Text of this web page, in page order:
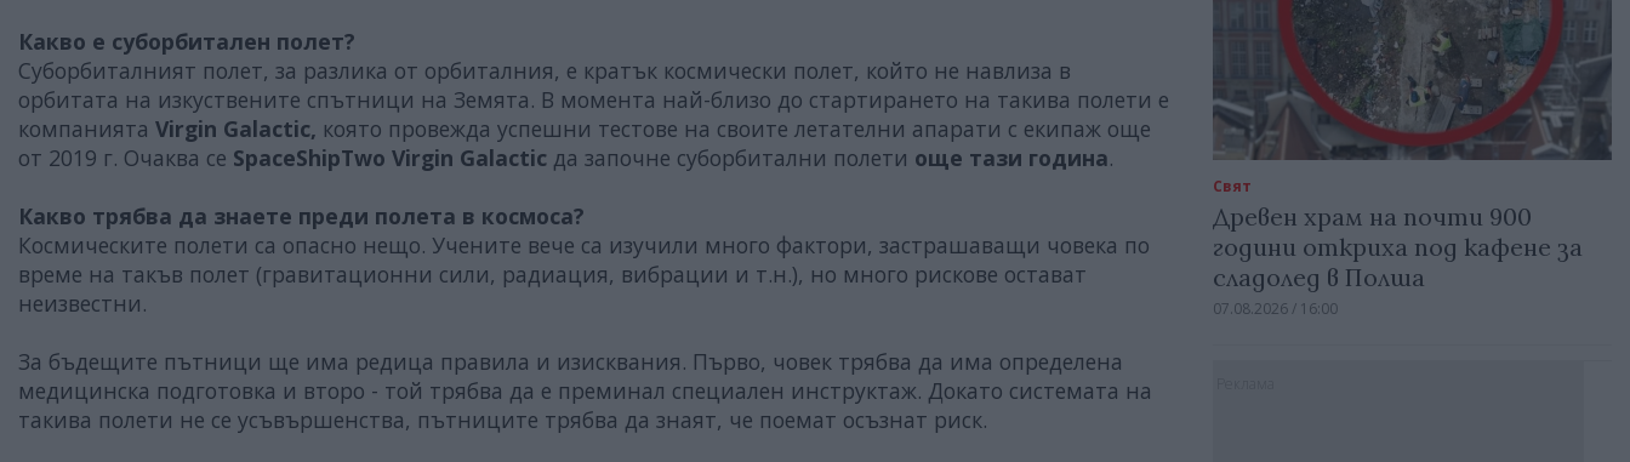
Какво е суборбитален полет?
Суборбиталният полет, за разлика от орбиталния, е кратък космически полет, който не навлиза в
орбитата на изкуствените спътници на Земята. В момента най-близо до стартирането на такива полети е
компанията Virgin Galactic, която провежда успешни тестове на своите летателни апарати с екипаж още
от 2019 г. Очаква се SpaceShipTwo Virgin Galactic да започне суборбитални полети още тази година.
Какво трябва да знаете преди полета в космоса?
Космическите полети са опасно нещо. Учените вече са изучили много фактори, застрашаващи човека по
време на такъв полет (гравитационни сили, радиация, вибрации и т.н.), но много рискове остават
неизвестни.
За бъдещите пътници ще има редица правила и изисквания. Първо, човек трябва да има определена
медицинска подготовка и второ - той трябва да е преминал специален инструктаж. Докато системата на
такива полети не се усъвършенства, пътниците трябва да знаят, че поемат осъзнат риск.
Свят
Древен храм на почти 900
години откриха под кафене за
сладолед в Полша
07.08.2026 / 16:00